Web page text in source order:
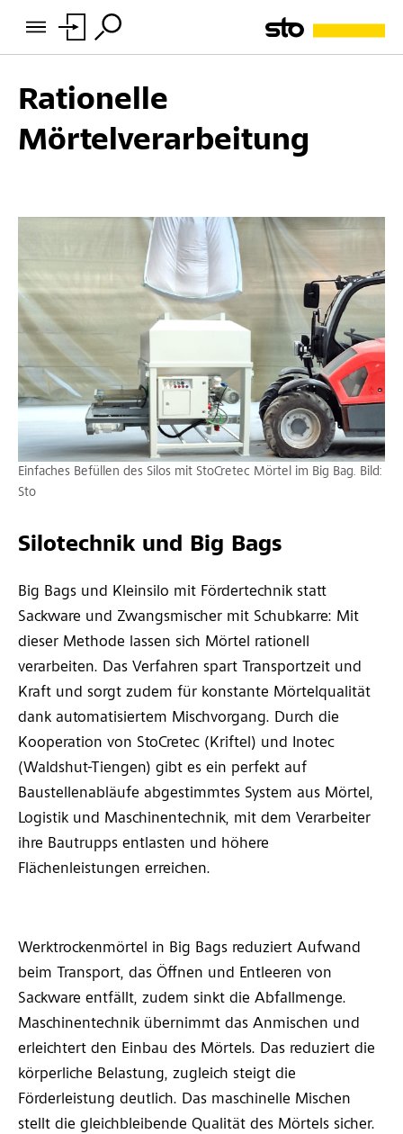
Rationelle
Mörtelverarbeitung
Silotechnik und Big Bags
Big Bags und Kleinsilo mit Fördertechnik statt
Sackware und Zwangsmischer mit Schubkarre: Mit
dieser Methode lassen sich Mörtel rationell
verarbeiten. Das Verfahren spart Transportzeit und
Kraft und sorgt zudem für konstante Mörtelqualität
dank automatisiertem Mischvorgang. Durch die
Kooperation von StoCretec (Kriftel) und Inotec
(Waldshut-Tiengen) gibt es ein perfekt auf
Baustellenabläufe abgestimmtes System aus Mörtel,
Logistik und Maschinentechnik, mit dem Verarbeiter
ihre Bautrupps entlasten und höhere
Flächenleistungen erreichen.
Einfaches Befüllen des Silos mit StoCretec Mörtel im Big Bag. Bild:
Sto
Werktrockenmörtel in Big Bags reduziert Aufwand
beim Transport, das Öffnen und Entleeren von
Sackware entfällt, zudem sinkt die Abfallmenge.
Maschinentechnik übernimmt das Anmischen und
erleichtert den Einbau des Mörtels. Das reduziert die
körperliche Belastung, zugleich steigt die
Förderleistung deutlich. Das maschinelle Mischen
stellt die gleichbleibende Qualität des Mörtels sicher.